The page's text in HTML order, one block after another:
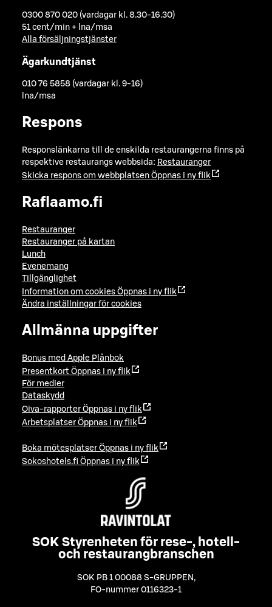
0300 870 020 (vardagar kl. 8.30-16.30)
51 cent/min + lna/msa
Alla försäljningstjänster
Ägarkundtjänst
010 76 5858 (vardagar kl. 9-16)
lna/msa
Respons
Responslänkarna till de enskilda restaurangerna finns på
respektive restaurangs webbsida: Restauranger
Skicka respons om webbplatsen Öppnas i ny flik
Raflaamo.fi
Restauranger
Restauranger på kartan
Lunch
Evenemang
Tillgänglighet
Information om cookies Öppnas i ny flik
Ändra inställningar för cookies
Allmänna uppgifter
Bonus med Apple Plånbok
Presentkort Öppnas i ny flik
För medier
Dataskydd
Oiva-rapporter Öppnas i ny flik
Arbetsplatser Öppnas i ny flik
Boka mötesplatser Öppnas i ny flik
Sokoshotels.fi Öppnas i ny flik
SOK Styrenheten för rese-, hotell-
och restaurangbranschen
SOK PB 1 00088 S-GRUPPEN ,
FO-nummer 0116323-1